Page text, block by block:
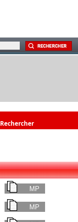
Rechercher